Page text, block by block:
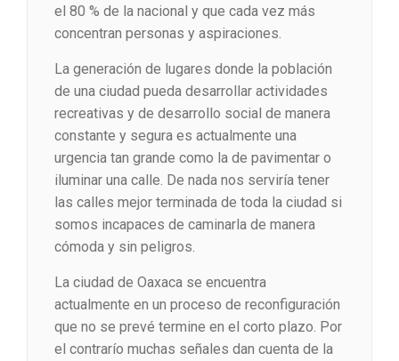
el 80 % de la nacional y que cada vez más
concentran personas y aspiraciones.
La generación de lugares donde la población
de una ciudad pueda desarrollar actividades
recreativas y de desarrollo social de manera
constante y segura es actualmente una
urgencia tan grande como la de pavimentar o
iluminar una calle. De nada nos serviría tener
las calles mejor terminada de toda la ciudad si
somos incapaces de caminarla de manera
cómoda y sin peligros.
La ciudad de Oaxaca se encuentra
actualmente en un proceso de reconfiguración
que no se prevé termine en el corto plazo. Por
el contrarío muchas señales dan cuenta de la